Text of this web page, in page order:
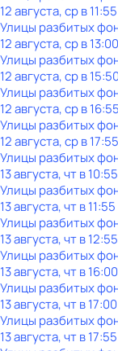
12 августа, ср в 11:55
Улицы разбитых
12 августа, ср в 13:00
Улицы разбитых
12 августа, ср в 15:50
Улицы разбитых
12 августа, ср в 16:55
Улицы разбитых
12 августа, ср в 17:55
Улицы разбитых
13 августа, чт в 10:55
Улицы разбитых
13 августа, чт в 11:55
Улицы разбитых
13 августа, чт в 12:55
Улицы разбитых
13 августа, чт в 16:00
Улицы разбитых
13 августа, чт в 17:00
Улицы разбитых
13 августа, чт в 17:55